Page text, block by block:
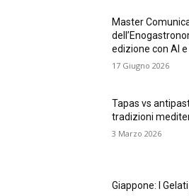
Master
edizione con AI
17 Giugno 2026
Tapas vs
tradizioni
3 Marzo 2026
Giappone: I